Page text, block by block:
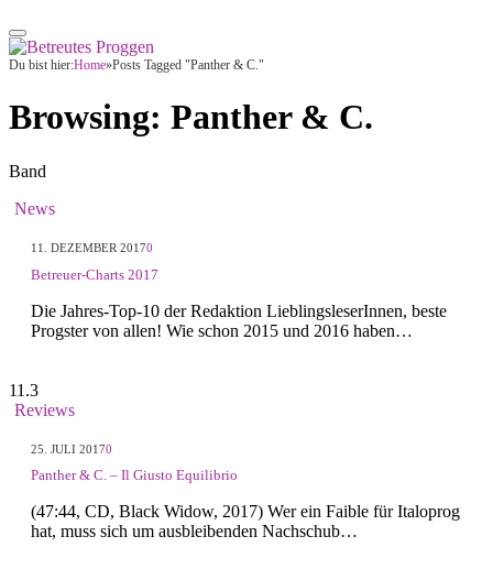
Du bist hier:Home»Posts Tagged "Panther & C."
Browsing: Panther & C.
Band
News
11. DEZEMBER 20170
Betreuer-Charts 2017
Die Jahres-Top-10 der Redaktion LieblingsleserInnen, beste
Progster von allen! Wie schon 2015 und 2016 haben…
11.3
Reviews
25. JULI 20170
Panther & C. – Il Giusto Equilibrio
(47:44, CD, Black Widow, 2017) Wer ein Faible für Italoprog
hat, muss sich um ausbleibenden Nachschub…